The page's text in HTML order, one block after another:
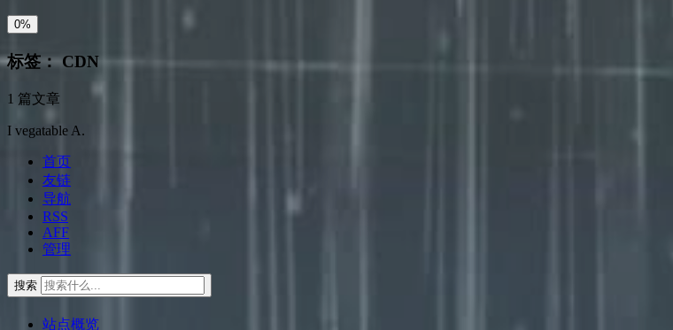
0%
标签：CDN
1 篇文章
I vegatable A.
首页
友链
导航
RSS
AFF
管理
搜索
站点概览